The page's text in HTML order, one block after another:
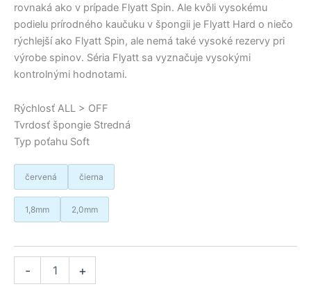
rovnaká ako v prípade Flyatt Spin. Ale kvôli vysokému
podielu prírodného kaučuku v špongii je Flyatt Hard o niečo
rýchlejší ako Flyatt Spin, ale nemá také vysoké rezervy pri
výrobe spinov. Séria Flyatt sa vyznačuje vysokými
kontrolnými hodnotami.
Rýchlosť ALL > OFF
Tvrdosť špongie Stredná
Typ poťahu Soft
červená čierna
1,8mm 2,0mm
- +